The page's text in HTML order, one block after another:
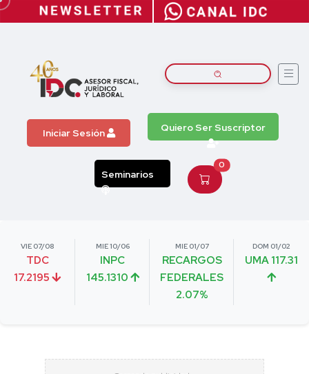
Iniciar Sesión Quiero Ser Suscriptor
Seminarios
0
VIE 07/08
TDC
17.2195
MIE 10/06
INPC
145.1310
MIE 01/07
RECARGOS
FEDERALES
2.07%
DOM 01/02
UMA 117.31